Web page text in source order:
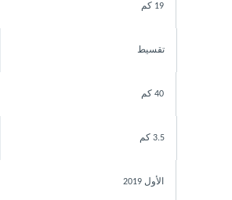
19 كم
تقسيط
40 كم
3.5 كم
الأول 2019